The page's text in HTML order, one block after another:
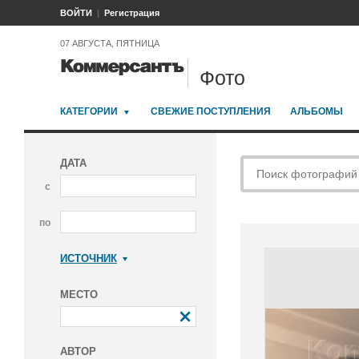
ВОЙТИ Регистрация
07 АВГУСТА, ПЯТНИЦА
Фото
КАТЕГОРИИ СВЕЖИЕ ПОСТУПЛЕНИЯ АЛЬБОМЫ
ДАТА
с
по
ИСТОЧНИК
МЕСТО
АВТОР